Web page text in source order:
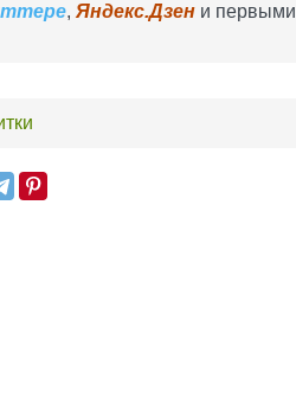
, Яндекс.Дзен и первыми